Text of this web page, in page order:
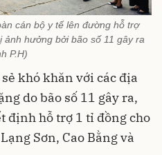
cán bộ y tế lên đường hỗ trợ
hưởng bởi bão số 11 gây ra
P.H)
khó khăn với các địa
do bão số 11 gây ra,
định hỗ trợ 1 tỉ đồng cho
Sơn, Cao Bằng và